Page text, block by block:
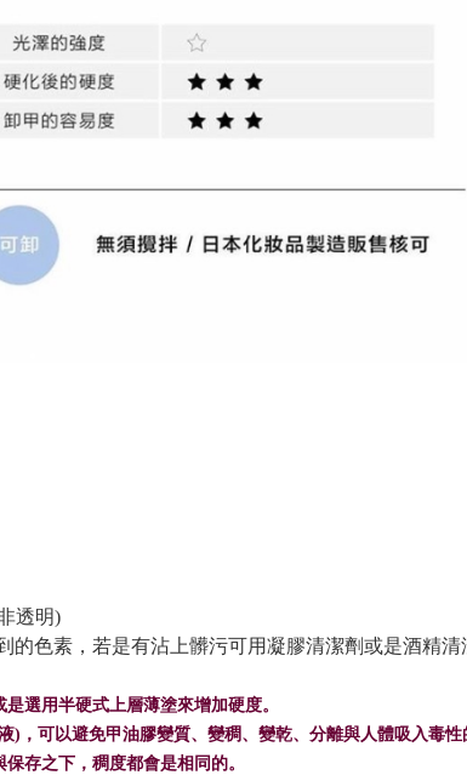
透明)
色素，若是有沾上髒污可用凝膠清潔劑或是酒精清
選用半硬式上層薄塗來增加硬度。
可以避免甲油膠變質、變稠、變乾、分離與人體吸入毒性
存之下，稠度都會是相同的。